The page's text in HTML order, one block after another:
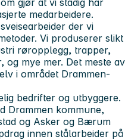
medarbeidere.
der vi
Vi produserer slikt
røropplegg, trapper,
mye mer. Det meste av
i området Drammen-
bedrifter og utbyggere.
Drammen kommune,
og Asker og Bærum
innen stålarbeider på